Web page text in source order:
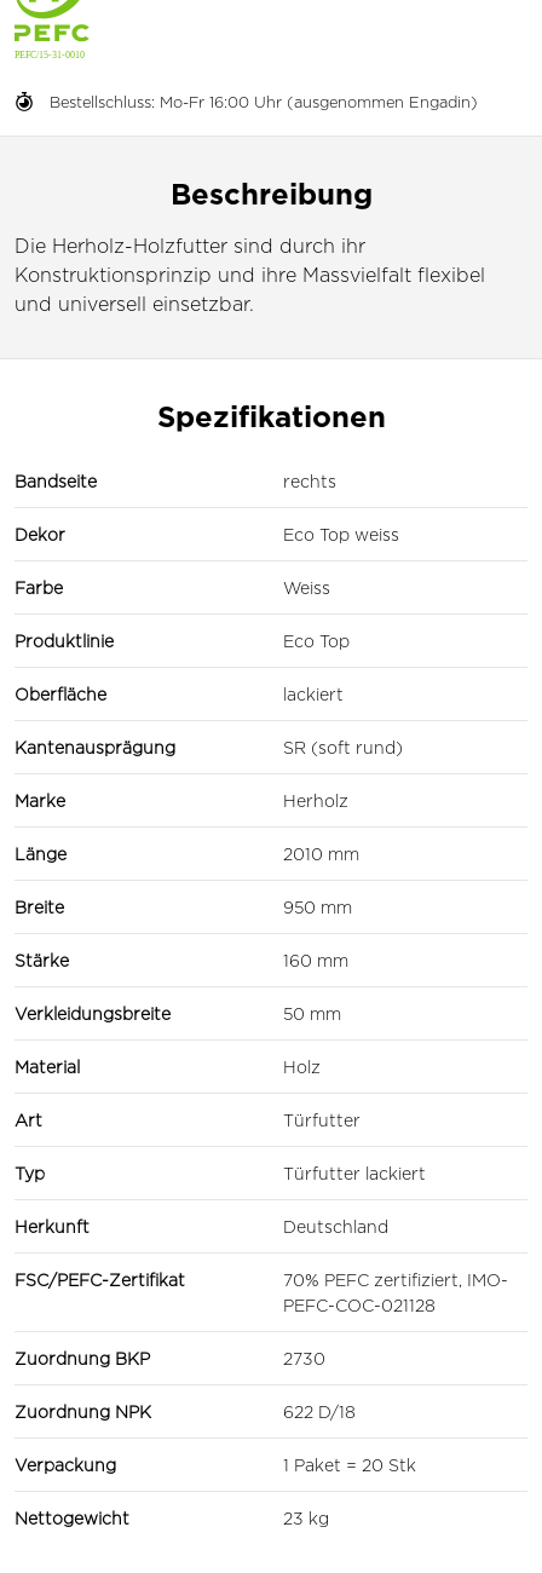
Bestellschluss: Mo-Fr 16:00 Uhr (ausgenommen Engadin)
Beschreibung
Die Herholz-Holzfutter sind durch ihr
Konstruktionsprinzip und ihre Massvielfalt flexibel
und universell einsetzbar.
Spezifikationen
Bandseite rechts
Dekor Eco Top weiss
Farbe Weiss
Produktlinie Eco Top
Oberfläche lackiert
Kantenausprägung SR (soft rund)
Marke Herholz
Länge 2010 mm
Breite 950 mm
Stärke 160 mm
Verkleidungsbreite 50 mm
Material Holz
Art Türfutter
Typ Türfutter lackiert
Herkunft Deutschland
FSC/PEFC-Zertifikat
70% PEFC zertifiziert, IMO-
PEFC-COC-021128
Zuordnung BKP 2730
Zuordnung NPK 622 D/18
Verpackung 1 Paket = 20 Stk
Nettogewicht 23 kg